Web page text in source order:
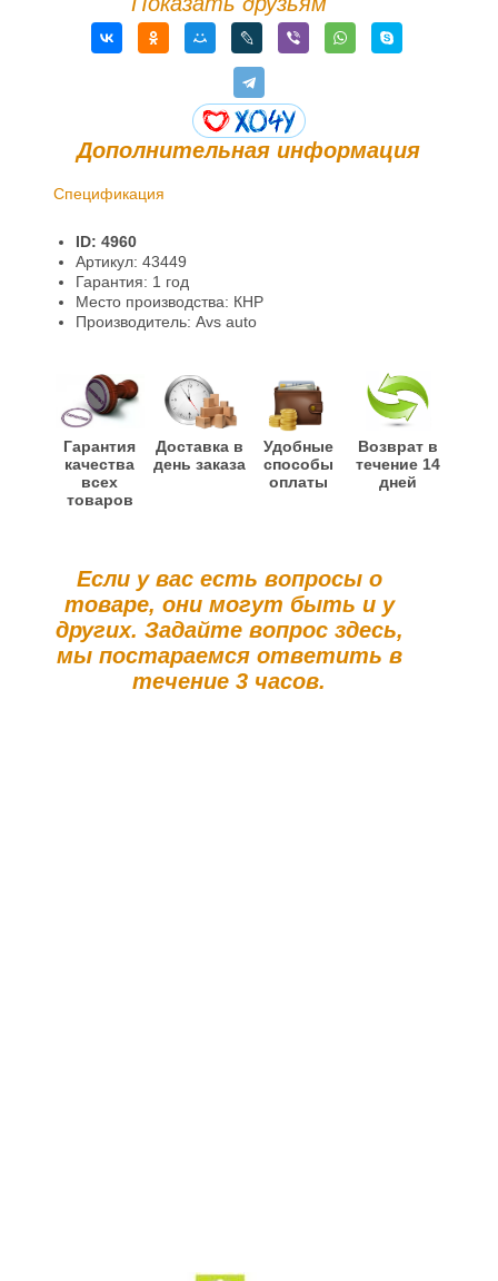
Дополнительная информация
Спецификация
Гарантии и возврат
ID: 4960
Артикул: 43449
Гарантия: 1 год
Место производства: КНР
Производитель: Avs auto
Гарантия
качества
всех
товаров
Доставка в
день заказа
Удобные
способы
оплаты
Возврат в
течение 14
дней
Если у вас есть вопросы о
товаре, они могут быть и у
других. Задайте вопрос здесь,
мы постараемся ответить в
течение 3 часов.